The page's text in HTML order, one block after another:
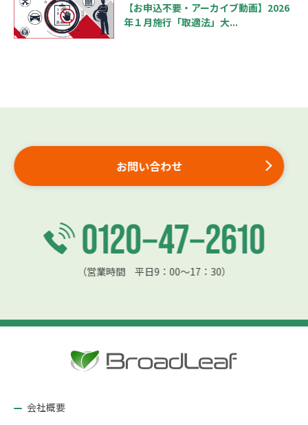
【お申込不要・アーカイブ動画】2026
年１月施行「取適法」大...
お問い合わせ
（営業時間 平日9：00〜17：30）
会社概要